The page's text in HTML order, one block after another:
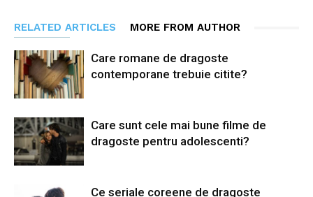
RELATED ARTICLES MORE FROM AUTHOR
Care romane de dragoste
contemporane trebuie citite?
Care sunt cele mai bune filme de
dragoste pentru adolescenti?
Ce seriale coreene de dragoste